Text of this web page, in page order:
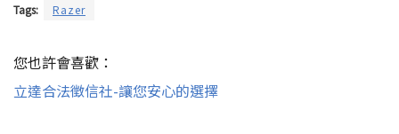
Tags: Razer
您也許會喜歡：
立達合法徵信社-讓您安心的選擇